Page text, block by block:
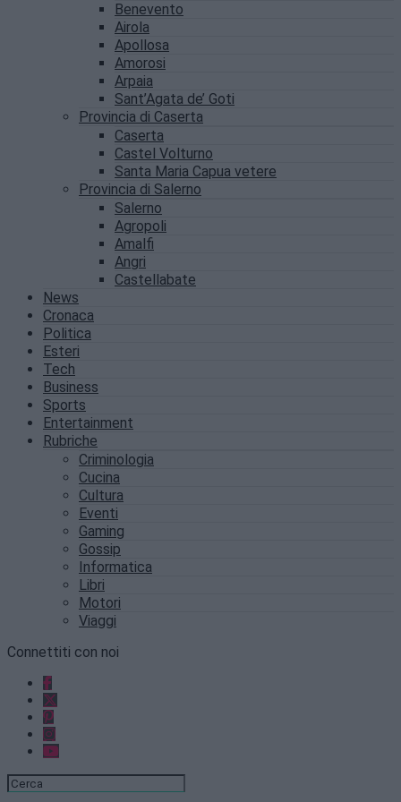
Benevento
Airola
Apollosa
Amorosi
Arpaia
Sant’Agata de’ Goti
Provincia di Caserta
Caserta
Castel Volturno
Santa Maria Capua vetere
Provincia di Salerno
Salerno
Agropoli
Amalfi
Angri
Castellabate
News
Cronaca
Politica
Esteri
Tech
Business
Sports
Entertainment
Rubriche
Criminologia
Cucina
Cultura
Eventi
Gaming
Gossip
Informatica
Libri
Motori
Viaggi
Connettiti con noi